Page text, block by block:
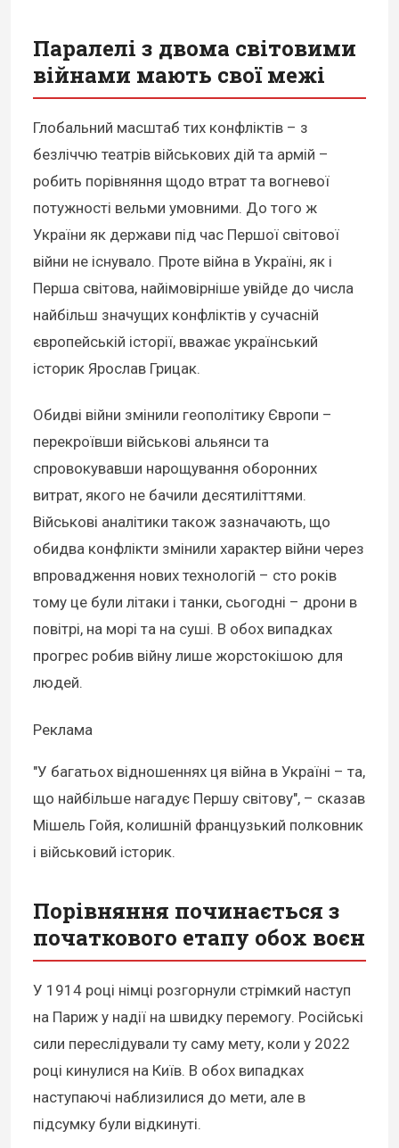
Паралелі з двома світовими
війнами мають свої межі
Глобальний масштаб тих конфліктів – з
безліччю театрів військових дій та армій –
робить порівняння щодо втрат та вогневої
потужності вельми умовними. До того ж
України як держави під час Першої світової
війни не існувало. Проте війна в Україні, як і
Перша світова, найімовірніше увійде до числа
найбільш значущих конфліктів у сучасній
європейській історії, вважає український
історик Ярослав Грицак.
Обидві війни змінили геополітику Європи –
перекроївши військові альянси та
спровокувавши нарощування оборонних
витрат, якого не бачили десятиліттями.
Військові аналітики також зазначають, що
обидва конфлікти змінили характер війни через
впровадження нових технологій – сто років
тому це були літаки і танки, сьогодні – дрони в
повітрі, на морі та на суші. В обох випадках
прогрес робив війну лише жорстокішою для
людей.
Реклама
"У багатьох відношеннях ця війна в Україні – та,
що найбільше нагадує Першу світову", – сказав
Мішель Гойя, колишній французький полковник
і військовий історик.
Порівняння починається з
початкового етапу обох воєн
У 1914 році німці розгорнули стрімкий наступ
на Париж у надії на швидку перемогу. Російські
сили переслідували ту саму мету, коли у 2022
році кинулися на Київ. В обох випадках
наступаючі наблизилися до мети, але в
підсумку були відкинуті.